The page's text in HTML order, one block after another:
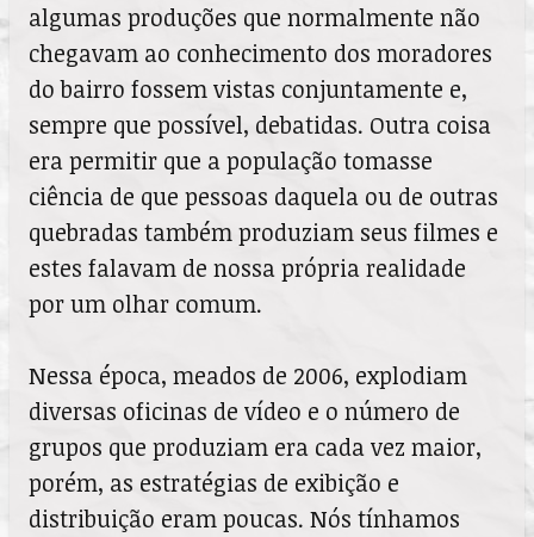
algumas produções que normalmente não
chegavam ao conhecimento dos moradores
do bairro fossem vistas conjuntamente e,
sempre que possível, debatidas. Outra coisa
era permitir que a população tomasse
ciência de que pessoas daquela ou de outras
quebradas também produziam seus filmes e
estes falavam de nossa própria realidade
por um olhar comum.
Nessa época, meados de 2006, explodiam
diversas oficinas de vídeo e o número de
grupos que produziam era cada vez maior,
porém, as estratégias de exibição e
distribuição eram poucas. Nós tínhamos